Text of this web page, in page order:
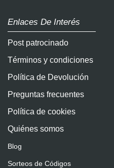
Enlaces De Interés
Post patrocinado
Términos y condiciones
Política de Devolución
Preguntas frecuentes
Política de cookies
Quiénes somos
Blog
Sorteos de Códigos